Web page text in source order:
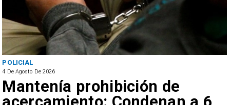
POLICIAL
4 De Agosto De 2026
Mantenía prohibición de